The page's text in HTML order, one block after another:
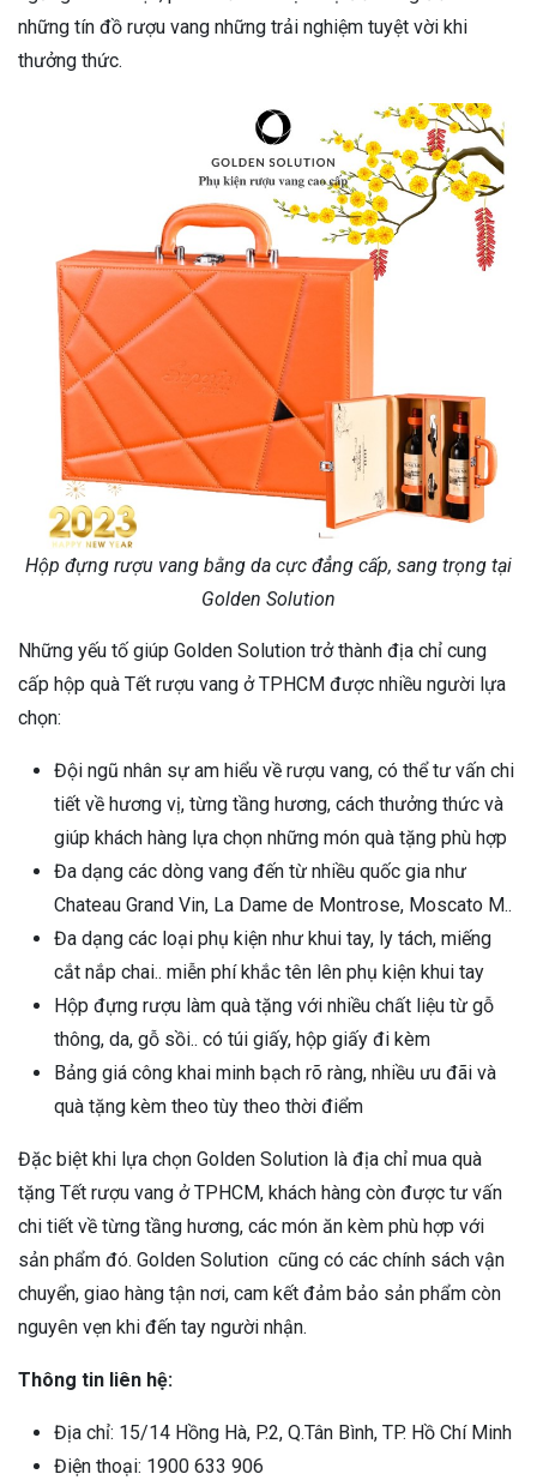
những tín đồ rượu vang những trải nghiệm tuyệt vời khi
thưởng thức.
Hộp đựng rượu vang bằng da cực đẳng cấp, sang trọng tại
Golden Solution
Những yếu tố giúp Golden Solution trở thành địa chỉ cung
cấp hộp quà Tết rượu vang ở TPHCM được nhiều người lựa
chọn:
Đội ngũ nhân sự am hiểu về rượu vang, có thể tư vấn chi
tiết về hương vị, từng tầng hương, cách thưởng thức và
giúp khách hàng lựa chọn những món quà tặng phù hợp
Đa dạng các dòng vang đến từ nhiều quốc gia như
Chateau Grand Vin, La Dame de Montrose, Moscato M..
Đa dạng các loại phụ kiện như khui tay, ly tách, miếng
cắt nắp chai.. miễn phí khắc tên lên phụ kiện khui tay
Hộp đựng rượu làm quà tặng với nhiều chất liệu từ gỗ
thông, da, gỗ sồi.. có túi giấy, hộp giấy đi kèm
Bảng giá công khai minh bạch rõ ràng, nhiều ưu đãi và
quà tặng kèm theo tùy theo thời điểm
Đặc biệt khi lựa chọn Golden Solution là địa chỉ mua quà
tặng Tết rượu vang ở TPHCM, khách hàng còn được tư vấn
chi tiết về từng tầng hương, các món ăn kèm phù hợp với
sản phẩm đó. Golden Solution cũng có các chính sách vận
chuyển, giao hàng tận nơi, cam kết đảm bảo sản phẩm còn
nguyên vẹn khi đến tay người nhận.
Thông tin liên hệ:
Địa chỉ: 15/14 Hồng Hà, P.2, Q.Tân Bình, TP. Hồ Chí Minh
Điện thoại: 1900 633 906